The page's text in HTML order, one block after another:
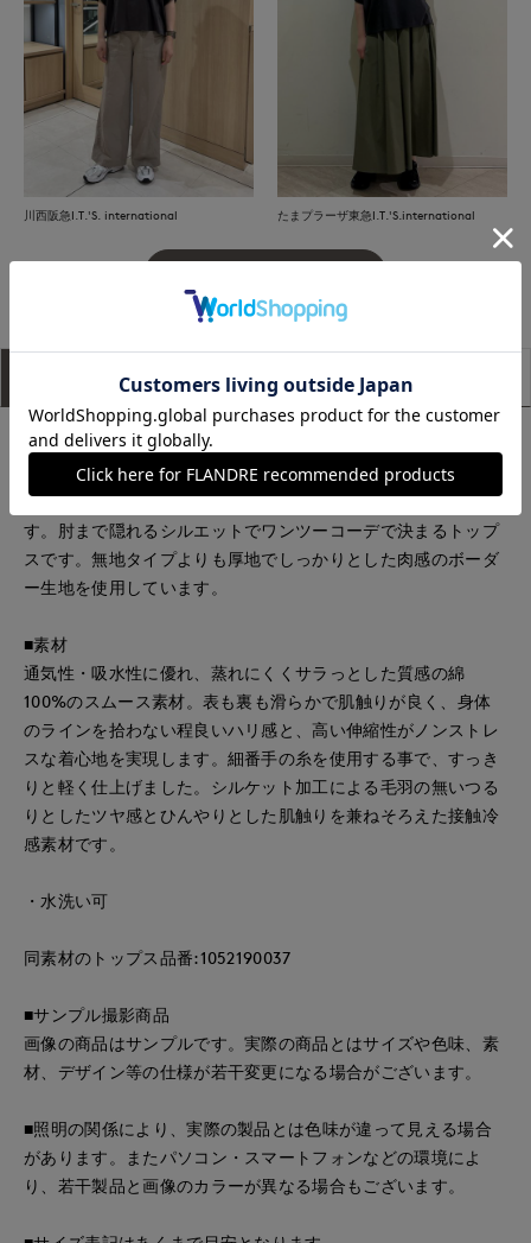
川西阪急I.T.'S. international たまプラーザ東急I.T.'S.international
アイテム説明 サイズ詳細
■デザイン
たっぷりとしたサイズ感のデザインプルオーバー。身頃に入れ
た切替と袖口のタック使いで立体的なフォルムを出していま
す。肘まで隠れるシルエットでワンツーコーデで決まるトップ
スです。無地タイプよりも厚地でしっかりとした肉感のボーダ
ー生地を使用しています。
■素材
通気性・吸水性に優れ、蒸れにくくサラっとした質感の綿
100%のスムース素材。表も裏も滑らかで肌触りが良く、身体
のラインを拾わない程良いハリ感と、高い伸縮性がノンストレ
スな着心地を実現します。細番手の糸を使用する事で、すっき
りと軽く仕上げました。シルケット加工による毛羽の無いつる
りとしたツヤ感とひんやりとした肌触りを兼ねそろえた接触冷
感素材です。
・水洗い可
同素材のトップス品番:1052190037
■サンプル撮影商品
画像の商品はサンプルです。実際の商品とはサイズや色味、素
材、デザイン等の仕様が若干変更になる場合がございます。
■照明の関係により、実際の製品とは色味が違って見える場合
があります。またパソコン・スマートフォンなどの環境によ
り、若干製品と画像のカラーが異なる場合もございます。